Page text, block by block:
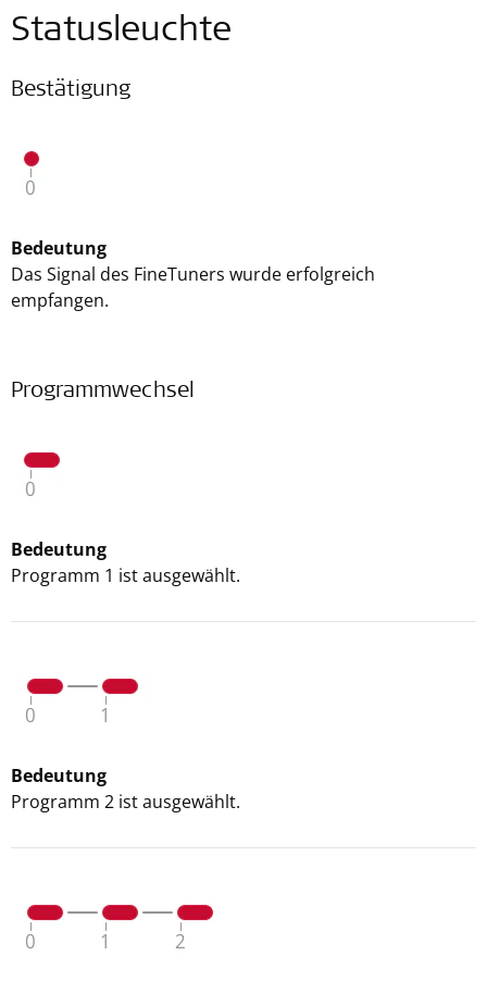
Statusleuchte
Bestätigung
Bedeutung
Das Signal des FineTuners wurde erfolgreich
empfangen.
Programmwechsel
Bedeutung
Programm 1 ist ausgewählt.
Bedeutung
Programm 2 ist ausgewählt.